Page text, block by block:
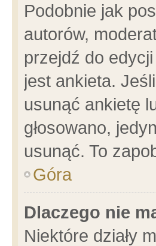
Podobnie jak
autorów,
przejdź do
jest ankieta.
usunąć ankietę
głosowano,
usunąć. To
Góra
Dlaczego nie
Niektóre działy